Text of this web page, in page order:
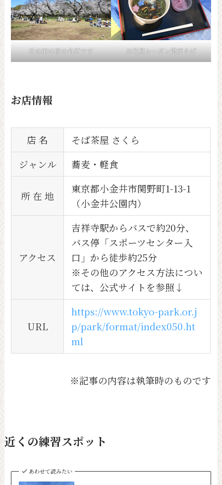
目の前は桜の名所です お花見シーズン限定そば
お店情報
店 名
そば茶屋 さくら
ジャンル
蕎麦・軽食
所 在 地
東京都小金井市関野町1-13-1
（小金井公園内）
アクセス
吉祥寺駅からバスで約20分、
バス停「スポーツセンター入
口」から徒歩約25分
※その他のアクセス方法につい
ては、公式サイトを参照↓
URL
https://www.tokyo-park.or.j
p/park/format/index050.ht
ml
※記事の内容は執筆時のものです
近くの練習スポット
あわせて読みたい